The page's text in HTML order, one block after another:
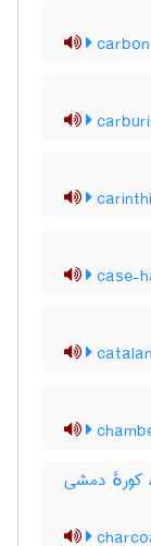
case-
، کورهٔ دمشی